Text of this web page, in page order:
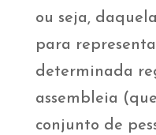
ou seja,
para
determinada
assembleia
conjunto de